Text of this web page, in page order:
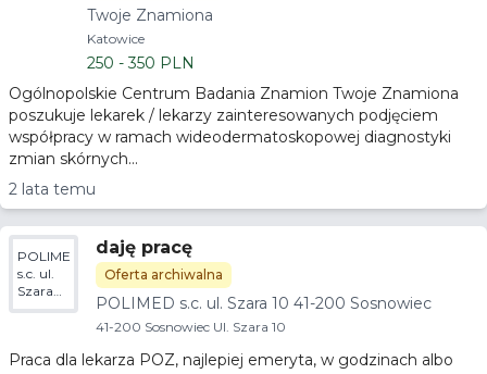
Twoje Znamiona
Katowice
250 - 350 PLN
Ogólnopolskie Centrum Badania Znamion Twoje Znamiona
poszukuje lekarek / lekarzy zainteresowanych podjęciem
współpracy w ramach wideodermatoskopowej diagnostyki
zmian skórnych...
2 lata temu
POLIMED
s.c. ul.
Szara
10 41-
daję pracę
Oferta archiwalna
POLIMED s.c. ul. Szara 10 41-200 Sosnowiec
41-200 Sosnowiec Ul. Szara 10
Praca dla lekarza POZ, najlepiej emeryta, w godzinach albo